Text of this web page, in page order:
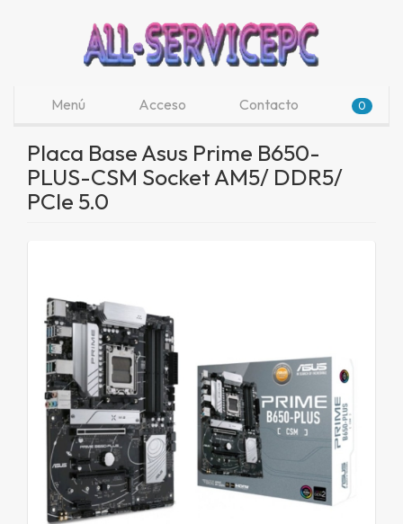
Menú Acceso Contacto 0
Placa Base Asus Prime B650-
PLUS-CSM Socket AM5/ DDR5/
PCIe 5.0